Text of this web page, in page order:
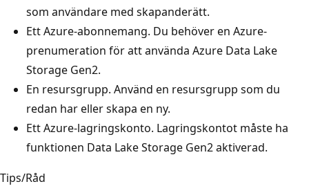
som användare med skapanderätt.
Ett Azure-abonnemang. Du behöver en Azure-
prenumeration för att använda Azure Data Lake
Storage Gen2.
En resursgrupp. Använd en resursgrupp som du
redan har eller skapa en ny.
Ett Azure-lagringskonto. Lagringskontot måste ha
funktionen Data Lake Storage Gen2 aktiverad.
Tips/Råd